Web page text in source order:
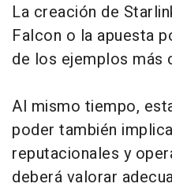
La creación de
Falcon o la apuesta
de los ejemplos más
Al mismo tiempo,
poder también
reputacionales y
deberá valorar